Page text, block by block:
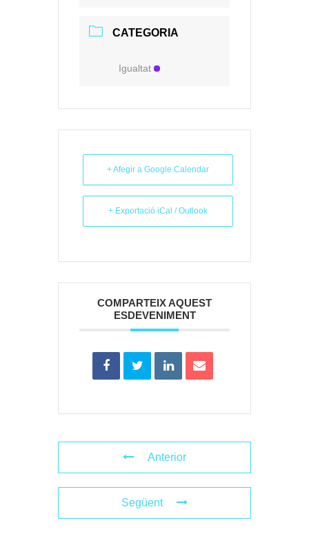
CATEGORIA
Igualtat
+ Afegir a Google Calendar
+ Exportació iCal / Outlook
COMPARTEIX AQUEST
ESDEVENIMENT
Anterior
Següent